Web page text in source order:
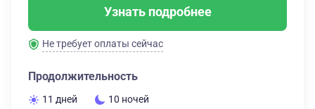
Узнать подробнее
Не требует оплаты сейчас
Продолжительность
11 дней 10 ночей